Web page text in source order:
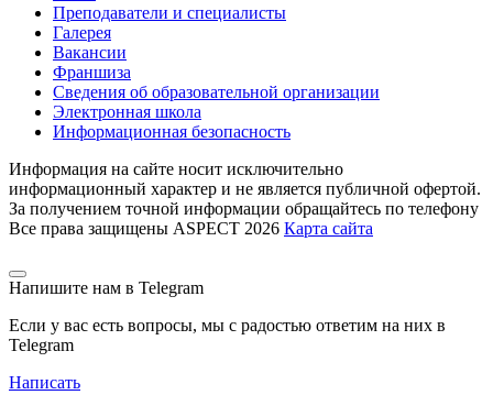
Преподаватели и специалисты
Галерея
Вакансии
Франшиза
Сведения об образовательной организации
Электронная школа
Информационная безопасность
Информация на сайте носит исключительно
информационный характер и не является публичной офертой.
За получением точной информации обращайтесь по телефону
Все права защищены ASPECT 2026 Карта сайта
Напишите нам в Telegram
Если у вас есть вопросы, мы с радостью ответим на них в
Telegram
Написать